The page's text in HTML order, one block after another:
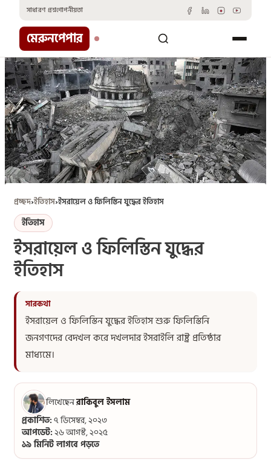
content
সাধারণ প্রশ্নগোপনীয়তা
মেরুনপেপার
প্রচ্ছদ›ইতিহাস›ইসরায়েল ও ফিলিস্তিন যুদ্ধের ইতিহাস
ইতিহাস
ইসরায়েল ও ফিলিস্তিন যুদ্ধের
ইতিহাস
ইসরায়েল ও ফিলিস্তিন যুদ্ধের ইতিহাস শুরু ফিলিস্তিনি
জনগণদের বেদখল করে দখলদার ইসরাইলি রাষ্ট্র প্রতিষ্ঠার
মাধ্যমে।
লিখেছেনরাকিবুল ইসলাম
প্রকাশিত:৭ ডিসেম্বর, ২০২৩
আপডেট:২৬ আগস্ট, ২০২৫
১৯ মিনিট লাগবে পড়তে